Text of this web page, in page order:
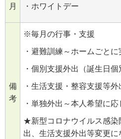
月
・ホワイトデー
備
考
※毎月の行事・支援
・避難訓練～ホームごとに
・個別支援外出（誕生日個
・生活支援・整容支援等外
・単独外出～本人希望に
★新型コロナウイルス感染
出、生活支援外出等変更に